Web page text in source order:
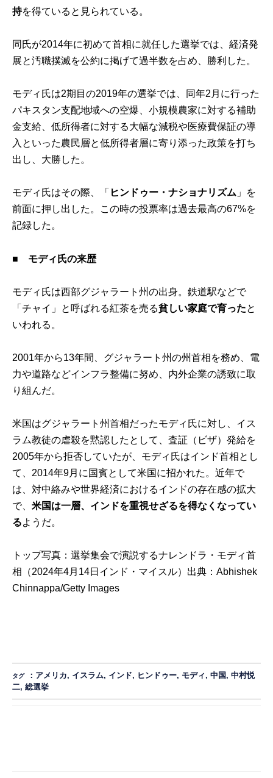
持を得ていると見られている。
同氏が2014年に初めて首相に就任した選挙では、経済発
展と汚職撲滅を公約に掲げて過半数を占め、勝利した。
モディ氏は2期目の2019年の選挙では、同年2月に行った
パキスタン支配地域への空爆、小規模農家に対する補助
金支給、低所得者に対する大幅な減税や医療費保証の導
入といった農民層と低所得者層に寄り添った政策を打ち
出し、大勝した。
モディ氏はその際、「 ヒンドゥー・ナショナリズム 」を
前面に押し出した。この時の投票率は過去最高の67%を
記録した。
■ モディ氏の来歴
モディ氏は西部グジャラート州の出身。鉄道駅などで
「チャイ」と呼ばれる紅茶を売る貧しい家庭で育ったと
いわれる。
2001年から13年間、グジャラート州の州首相を務め、電
力や道路などインフラ整備に努め、内外企業の誘致に取
り組んだ。
米国はグジャラート州首相だったモディ氏に対し、イス
ラム教徒の虐殺を黙認したとして、査証（ビザ）発給を
2005年から拒否していたが、モディ氏はインド首相とし
て、2014年9月に国賓として米国に招かれた。近年で
は、対中絡みや世界経済におけるインドの存在感の拡大
で、米国は一層、インドを重視せざるを得なくなってい
るようだ。
トップ写真：選挙集会で演説するナレンドラ・モディ首
相（2024年4月14日インド・マイスル）出典：Abhishek
Chinnappa/Getty Images
タグ ： アメリカ, イスラム, インド, ヒンドゥー, モディ ,中国,中村悦
二,総選挙